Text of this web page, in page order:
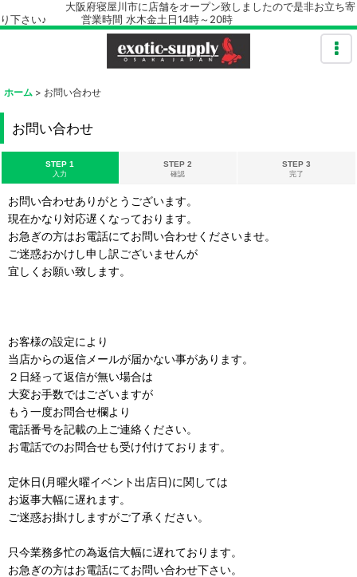
大阪府寝屋川市に店舗をオープン致しましたので是非お立ち寄
り下さい♪ 営業時間 水木金土日14時～20時
ホーム > お問い合わせ
お問い合わせ
STEP 1
入力
STEP 2
確認
STEP 3
完了
お問い合わせありがとうございます。
現在かなり対応遅くなっております。
お急ぎの方はお電話にてお問い合わせくださいませ。
ご迷惑おかけし申し訳ございませんが
宜しくお願い致します。
お客様の設定により
当店からの返信メールが届かない事があります。
２日経って返信が無い場合は
大変お手数ではございますが
もう一度お問合せ欄より
電話番号を記載の上ご連絡ください。
お電話でのお問合せも受け付けております。
定休日(月曜火曜イベント出店日)に関しては
お返事大幅に遅れます。
ご迷惑お掛けしますがご了承ください。
只今業務多忙の為返信大幅に遅れております。
お急ぎの方はお電話にてお問い合わせ下さい。